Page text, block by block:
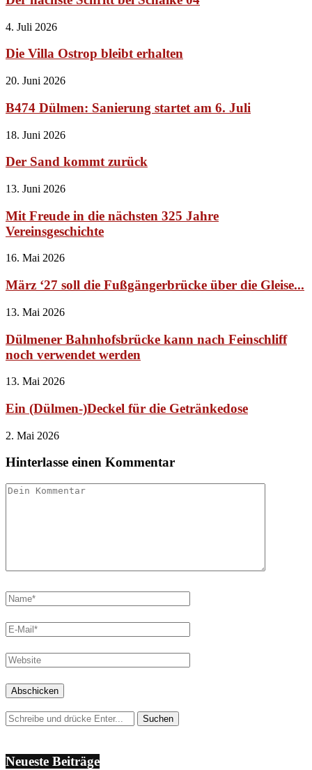
4. Juli 2026
Die Villa Ostrop bleibt erhalten
20. Juni 2026
B474 Dülmen: Sanierung startet am 6. Juli
18. Juni 2026
Der Sand kommt zurück
13. Juni 2026
Mit Freude in die nächsten 325 Jahre
Vereinsgeschichte
16. Mai 2026
März ‘27 soll die Fußgängerbrücke über die Gleise...
13. Mai 2026
Dülmener Bahnhofsbrücke kann nach Feinschliff
noch verwendet werden
13. Mai 2026
Ein (Dülmen-)Deckel für die Getränkedose
2. Mai 2026
Hinterlasse einen Kommentar
Neueste Beiträge